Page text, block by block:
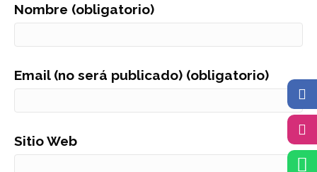
Nombre (obligatorio)
Email (no será publicado) (obligatorio)
Sitio Web